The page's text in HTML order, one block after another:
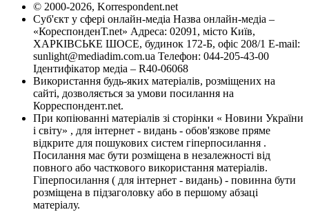
© 2000-2026, Korrespondent.net
Суб'єкт у сфері онлайн-медіа Назва онлайн-медіа –
«КореспонденТ.net» Адреса: 02091, місто Київ,
ХАРКІВСЬКЕ ШОСЕ, будинок 172-Б, офіс 208/1 E-mail:
sunlight@mediadim.com.ua Телефон: 044-205-43-00
Ідентифікатор медіа – R40-06068
Використання будь-яких матеріалів, розміщених на
сайті, дозволяється за умови посилання на
Корреспондент.net.
При копіюванні матеріалів зі сторінки « Новини України
і світу» , для інтернет - видань - обов'язкове пряме
відкрите для пошукових систем гіперпосилання .
Посилання має бути розміщена в незалежності від
повного або часткового використання матеріалів.
Гіперпосилання ( для інтернет - видань) - повинна бути
розміщена в підзаголовку або в першому абзаці
матеріалу.